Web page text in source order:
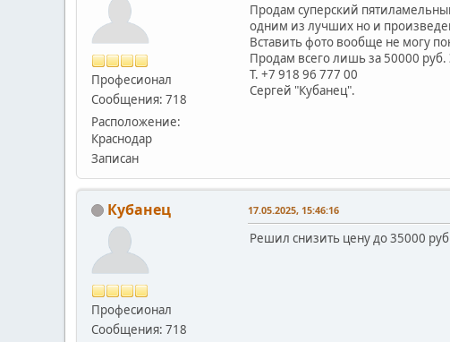
Професионал
Сообщения: 718
Расположение:
Краснодар
Записан
Продам суперский
одним из лучших но и
Вставить фото вообще не могу
Продам всего лишь за 50000
Т. +7 918 96 777 00
Сергей "Кубанец".
Кубанец
Професионал
Сообщения: 718
17.05.2025, 15:46:16
Решил снизить цену до 35000